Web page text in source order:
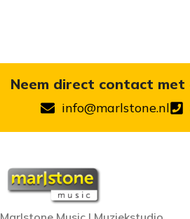
Neem direct contact met
info@marlstone.nl